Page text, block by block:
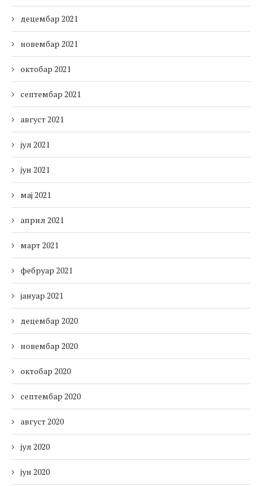
децембар 2021
новембар 2021
октобар 2021
септембар 2021
август 2021
јул 2021
јун 2021
мај 2021
април 2021
март 2021
фебруар 2021
јануар 2021
децембар 2020
новембар 2020
октобар 2020
септембар 2020
август 2020
јул 2020
јун 2020